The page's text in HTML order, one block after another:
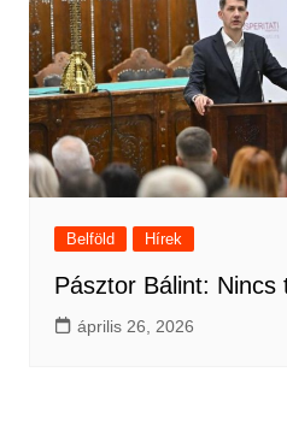
Belföld Hírek
Pásztor Bálint: Nincs
április 26, 2026